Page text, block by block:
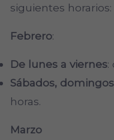
siguientes horarios:
Febrero:
De lunes a viernes:
Sábados,
horas.
Marzo